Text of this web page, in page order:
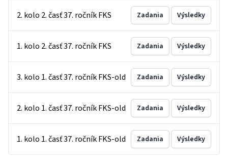
2. kolo 2. časť 37. ročník FKS Zadania Výsledky
1. kolo 2. časť 37. ročník FKS Zadania Výsledky
3. kolo 1. časť 37. ročník FKS-old Zadania Výsledky
2. kolo 1. časť 37. ročník FKS-old Zadania Výsledky
1. kolo 1. časť 37. ročník FKS-old Zadania Výsledky